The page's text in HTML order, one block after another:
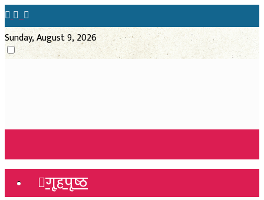
Sunday, August 9, 2026
गृहपृष्ठ
गृहपृष्ठ